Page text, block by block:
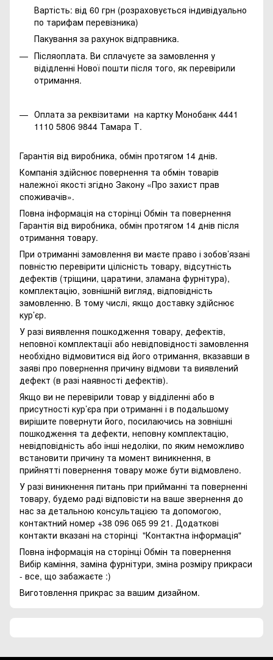
Вартість: від 60 грн (розраховується індивідуально
по тарифам перевізника)
Пакування за рахунок відправника.
Післяоплата. Ви сплачуєте за замовлення у
відідленні Нової пошти після того, як перевірили
отримання.
Оплата за реквізитами на картку Монобанк 4441
1110 5806 9844 Тамара Т.
Гарантія від виробника, обмін протягом 14 днів.
Компанія здійснює повернення та обмін товарів
належної якості згідно Закону «Про захист прав
споживачів».
Повна інформація на сторінці Обмін та повернення
Гарантія від виробника, обмін протягом 14 днів після
отримання товару.
При отриманні замовлення ви маєте право і зобов’язані
повністю перевірити цілісність товару, відсутність
дефектів (тріщини, царатини, зламана фурнітура),
комплектацію, зовнішній вигляд, відповідність
замовленню. В тому числі, якщо доставку здійснює
кур’єр.
У разі виявлення пошкодження товару, дефектів,
неповної комплектації або невідповідності замовлення
необхідно відмовитися від його отримання, вказавши в
заяві про повернення причину відмови та виявлений
дефект (в разі наявності дефектів).
Якщо ви не перевірили товар у відділенні або в
присутності кур’єра при отриманні і в подальшому
вирішите повернути його, посилаючись на зовнішні
пошкодження та дефекти, неповну комплектацію,
невідповідність або інші недоліки, по яким неможливо
встановити причину та момент виникнення, в
прийнятті повернення товару може бути відмовлено.
У разі виникнення питань при прийманні та поверненні
товару, будемо раді відповісти на ваше звернення до
нас за детальною консультацією та допомогою,
контактний номер +38 096 065 99 21. Додаткові
контакти вказані на сторінці "Контактна інформація"
Повна інформація на сторінці Обмін та повернення
Вибір каміння, заміна фурнітури, зміна розміру прикраси
- все, що забажаєте :)
Виготовлення прикрас за вашим дизайном.